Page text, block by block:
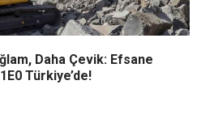
Daha Çevik: Efsane
Türkiye’de!